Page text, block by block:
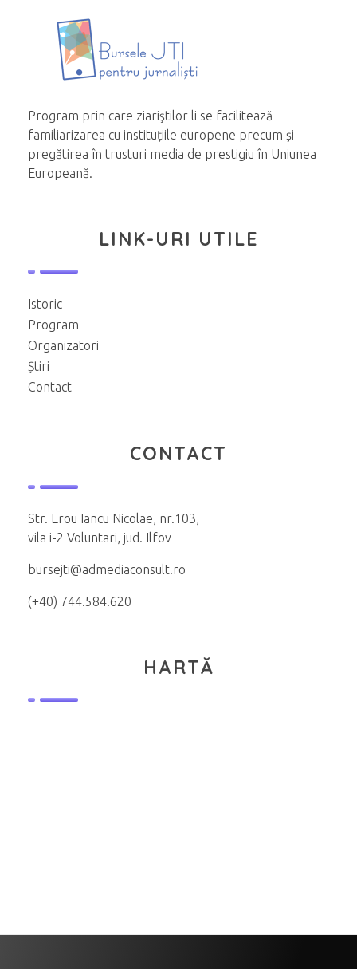
Program prin care ziariştilor li se facilitează
familiarizarea cu instituțiile europene precum și
pregătirea în trusturi media de prestigiu în Uniunea
Europeană.
LINK-URI UTILE
Istoric
Program
Organizatori
Știri
Contact
CONTACT
Str. Erou Iancu Nicolae, nr.103,
vila i-2 Voluntari, jud. Ilfov
bursejti@admediaconsult.ro
(+40) 744.584.620
HARTĂ